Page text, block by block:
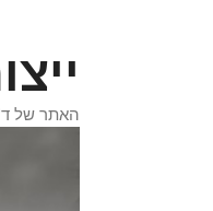
האתר של